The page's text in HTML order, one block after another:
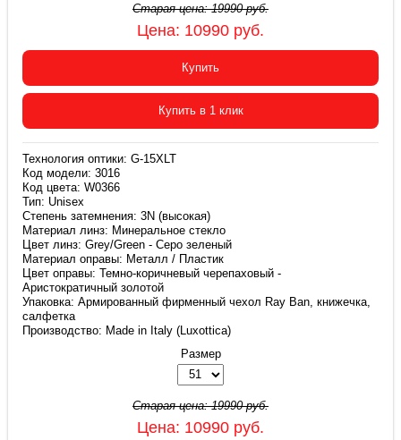
Старая цена:19990руб.
Цена: 10990 руб.
Купить
Купить в 1 клик
Технология оптики: G-15XLT
Код модели: 3016
Код цвета: W0366
Тип: Unisex
Степень затемнения: 3N (высокая)
Материал линз: Минеральное стекло
Цвет линз: Grey/Green - Серо зеленый
Материал оправы: Металл / Пластик
Цвет оправы: Темно-коричневый черепаховый -
Аристократичный золотой
Упаковка: Армированный фирменный чехол Ray Ban, книжечка,
салфетка
Производство: Made in Italy (Luxottica)
Размер
Старая цена:19990руб.
Цена: 10990 руб.